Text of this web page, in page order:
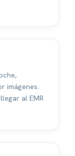
imágenes.
al EMR